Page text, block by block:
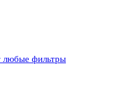
любые фильтры